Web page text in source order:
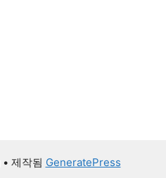
• 제작됨 GeneratePress